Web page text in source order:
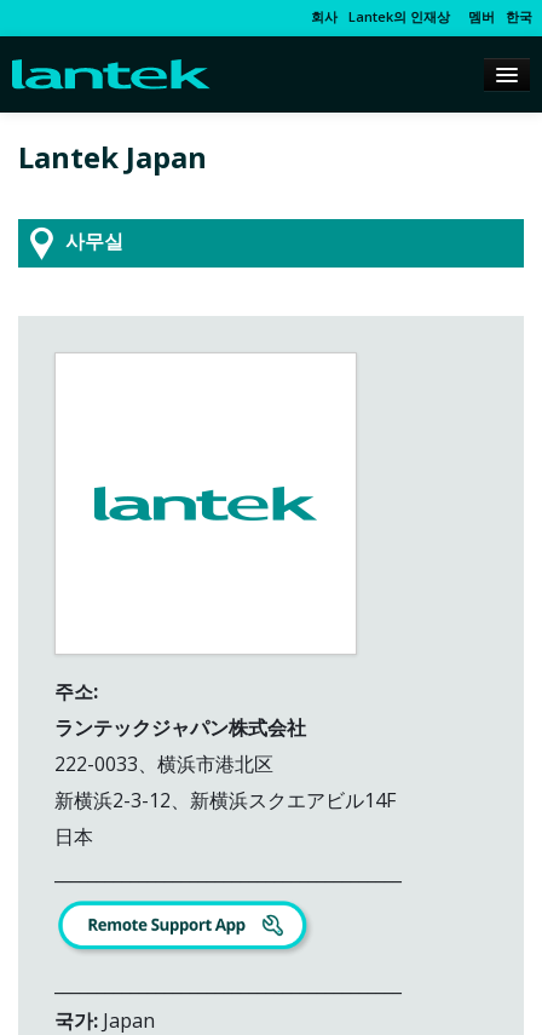
회사 Lantek의 인재상 멤버 한국
Lantek Japan
사무실
주소:
ランテックジャパン株式会社
222-0033、横浜市港北区
新横浜2-3-12、新横浜スクエアビル14F
日本
국가: Japan